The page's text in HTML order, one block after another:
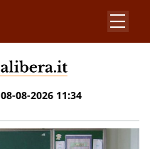
08-08-2026 11:34